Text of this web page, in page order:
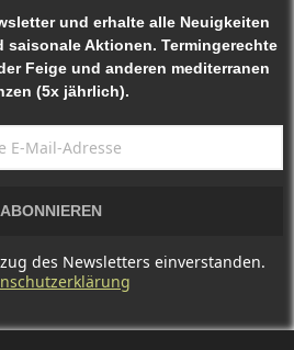
und erhalte alle Neuigkeiten
saisonale Aktionen. Termingerechte
Feige und anderen mediterranen
(5x jährlich).
ABONNIEREN
des Newsletters einverstanden.